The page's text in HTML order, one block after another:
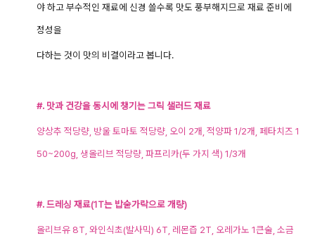
야 하고 부수적인 재료에 신경 쓸수록 맛도 풍부해지므로 재료 준비에
정성을
다하는 것이 맛의 비결이라고 봅니다.
#. 맛과 건강을 동시에 챙기는 그릭 샐러드 재료
양상추 적당량 방울 토마토 적당량, 오이 2개 적양파 1/2개, 페타치즈 1
50~200g, 생올리브 적당량 , 파프리카(두 가지 색) 1/3개
#. 드레싱 재료(1T는 밥숟가락으로 개량)
올리브유 8T, 와인식초(발사믹) 6T, 레몬즙 2T, 오레가노 1큰술, 소금